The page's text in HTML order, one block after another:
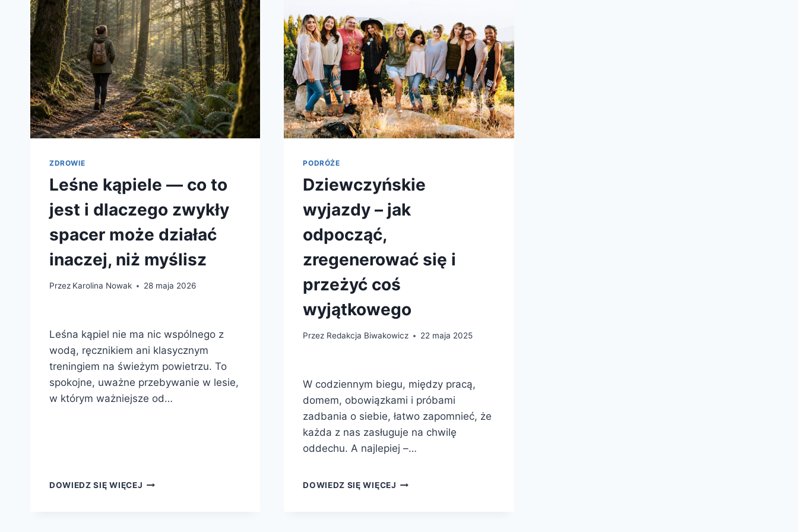
ZDROWIE
Leśne kąpiele — co to
jest i dlaczego zwykły
spacer może działać
inaczej, niż myślisz
Przez Karolina Nowak 28 maja 2026
Leśna kąpiel nie ma nic wspólnego z
wodą, ręcznikiem ani klasycznym
treningiem na świeżym powietrzu. To
spokojne, uważne przebywanie w lesie,
w którym ważniejsze od…
DOWIEDZ SIĘ WIĘCEJ LEŚNE
PODRÓŻE
Dziewczyńskie
wyjazdy – jak
odpocząć,
zregenerować się i
przeżyć coś
wyjątkowego
Przez Redakcja Biwakowicz 22 maja 2025
W codziennym biegu, między pracą,
domem, obowiązkami i próbami
zadbania o siebie, łatwo zapomnieć, że
każda z nas zasługuje na chwilę
oddechu. A najlepiej –…
DOWIEDZ SIĘ WIĘCEJ DZIEWCZYŃSKIE